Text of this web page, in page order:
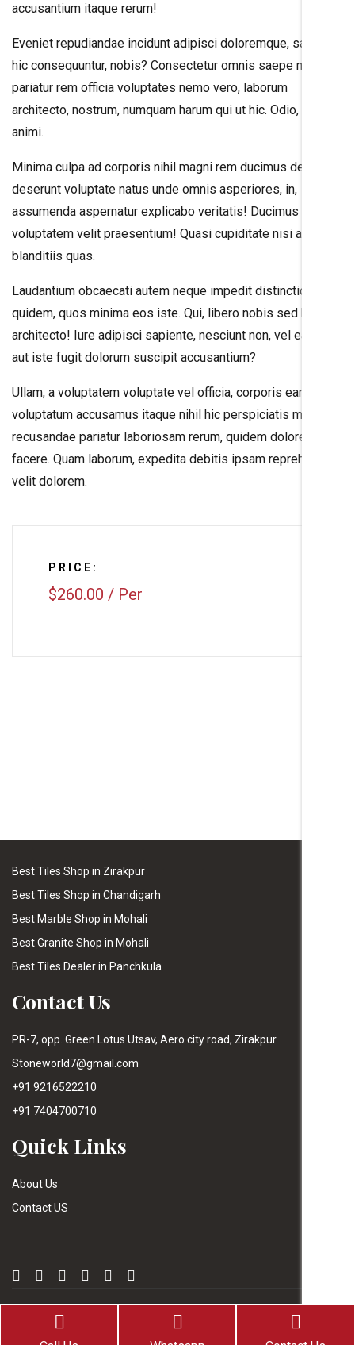
accusantium itaque rerum!
Eveniet repudiandae incidunt adipisci doloremque, saepe
hic consequuntur, nobis? Consectetur omnis saepe modi
pariatur rem officia voluptates nemo vero, laborum
architecto, nostrum, numquam harum qui ut hic. Odio, culpa,
animi.
Minima culpa ad corporis nihil magni rem ducimus delectus
deserunt voluptate natus unde omnis asperiores, in,
assumenda aspernatur explicabo veritatis! Ducimus
voluptatem velit praesentium! Quasi cupiditate nisi amet,
blanditiis quas.
Laudantium obcaecati autem neque impedit distinctio
quidem, quos minima eos iste. Qui, libero nobis sed hic
architecto! Iure adipisci sapiente, nesciunt non, vel eaque
aut iste fugit dolorum suscipit accusantium?
Ullam, a voluptatem voluptate vel officia, corporis earum
voluptatum accusamus itaque nihil hic perspiciatis maiores
recusandae pariatur laboriosam rerum, quidem dolores
facere. Quam laborum, expedita debitis ipsam reprehenderit
velit dolorem.
PRICE:
$260.00 / Per
Best Tiles Shop in Zirakpur
Best Tiles Shop in Chandigarh
Best Marble Shop in Mohali
Best Granite Shop in Mohali
Best Tiles Dealer in Panchkula
Contact Us
PR-7, opp. Green Lotus Utsav, Aero city road, Zirakpur
Stoneworld7@gmail.com
+91 9216522210
+91 7404700710
Quick Links
About Us
Contact US
2022 All Right Reserved by Stone World| Web Design &
Development By